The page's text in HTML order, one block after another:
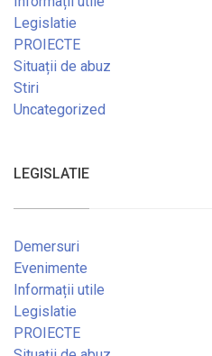
Legislatie
PROIECTE
Situații de abuz
Stiri
Uncategorized
LEGISLATIE
Demersuri
Evenimente
Informații utile
Legislatie
PROIECTE